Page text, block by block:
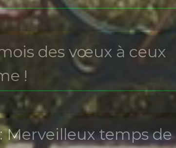
des vœux à ceux
!
Merveilleux temps de